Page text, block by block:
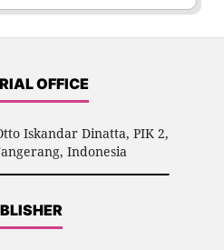
OFFICE
Iskandar Dinatta, PIK 2,
Indonesia